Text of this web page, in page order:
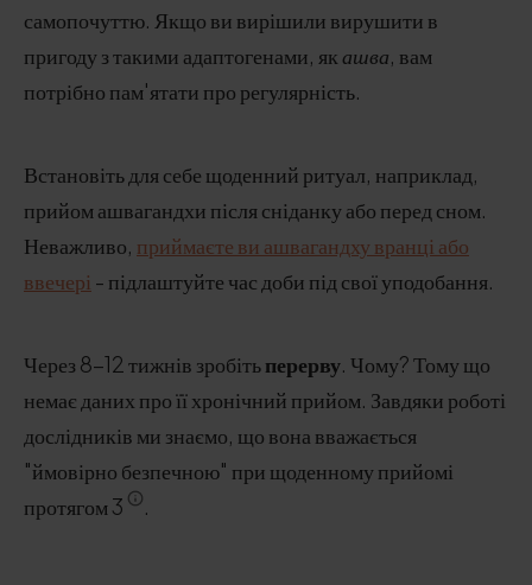
самопочуттю. Якщо ви вирішили вирушити в
пригоду з такими адаптогенами, як ашва, вам
потрібно пам'ятати про регулярність.
Встановіть для себе щоденний ритуал, наприклад,
прийом ашвагандхи після сніданку або перед сном.
Неважливо, приймаєте ви ашвагандху вранці або
ввечері - підлаштуйте час доби під свої уподобання.
Через 8-12 тижнів зробітьперерву. Чому? Тому що
немає даних про її хронічний прийом. Завдяки роботі
дослідників ми знаємо, що вона вважається
"ймовірно безпечною" при щоденному прийомі
протягом 3
.